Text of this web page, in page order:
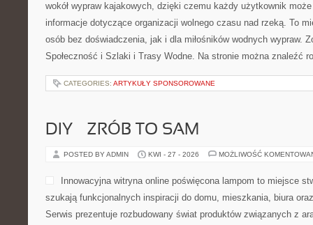
wokół wypraw kajakowych, dzięki czemu każdy użytkownik
informacje dotyczące organizacji wolnego czasu nad rzeką. To
osób bez doświadczenia, jak i dla miłośników wodnych wypraw.
Społeczność i Szlaki i Trasy Wodne. Na stronie można znaleźć
CATEGORIES: ARTYKUŁY SPONSOROWANE
DIY – ZRÓB TO SAM
POSTED BY ADMIN KWI - 27 - 2026 MOŻLIWOŚĆ
Innowacyjna witryna online poświęcona lampom to miejsce
szukają funkcjonalnych inspiracji do domu, mieszkania, biura
Serwis prezentuje rozbudowany świat produktów związanych z